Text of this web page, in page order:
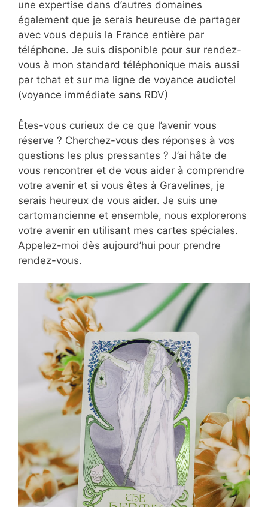
une expertise dans d’autres domaines
également que je serais heureuse de partager
avec vous depuis la France entière par
téléphone. Je suis disponible pour sur rendez-
vous à mon standard téléphonique mais aussi
par tchat et sur ma ligne de voyance audiotel
(voyance immédiate sans RDV)
Êtes-vous curieux de ce que l’avenir vous
réserve ? Cherchez-vous des réponses à vos
questions les plus pressantes ? J’ai hâte de
vous rencontrer et de vous aider à comprendre
votre avenir et si vous êtes à Gravelines, je
serais heureux de vous aider. Je suis une
cartomancienne et ensemble, nous explorerons
votre avenir en utilisant mes cartes spéciales.
Appelez-moi dès aujourd’hui pour prendre
rendez-vous.